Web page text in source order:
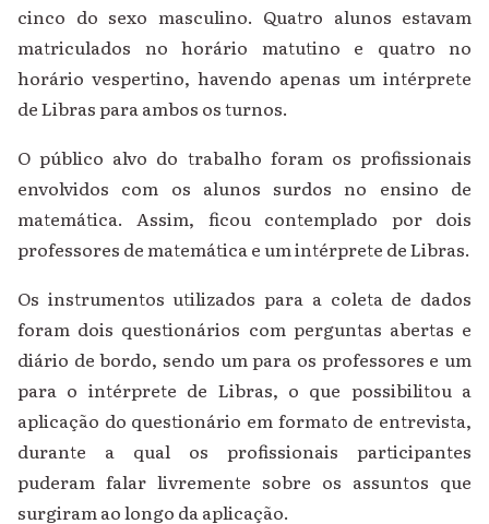
cinco do sexo masculino. Quatro alunos estavam
matriculados no horário matutino e quatro no
horário vespertino, havendo apenas um intérprete
de Libras para ambos os turnos.
O público alvo do trabalho foram os profissionais
envolvidos com os alunos surdos no ensino de
matemática. Assim, ficou contemplado por dois
professores de matemática e um intérprete de Libras.
Os instrumentos utilizados para a coleta de dados
foram dois questionários com perguntas abertas e
diário de bordo, sendo um para os professores e um
para o intérprete de Libras, o que possibilitou a
aplicação do questionário em formato de entrevista,
durante a qual os profissionais participantes
puderam falar livremente sobre os assuntos que
surgiram ao longo da aplicação.